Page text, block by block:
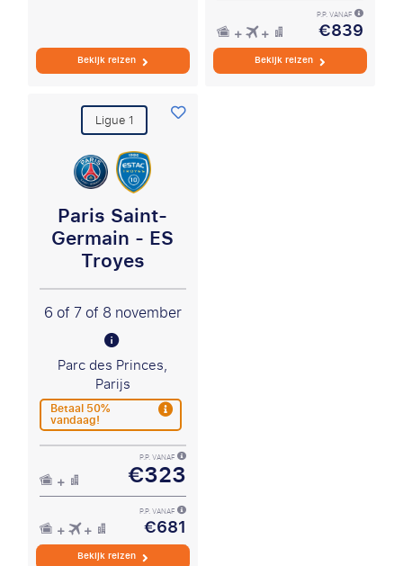
Bekijk reizen
P.P. VANAF
€839
Bekijk reizen
Ligue 1
Paris Saint-
Germain - ES
Troyes
6 of 7 of 8 november
Parc des Princes,
Parijs
Betaal 50%
vandaag!
P.P. VANAF
€323
P.P. VANAF
€681
Bekijk reizen